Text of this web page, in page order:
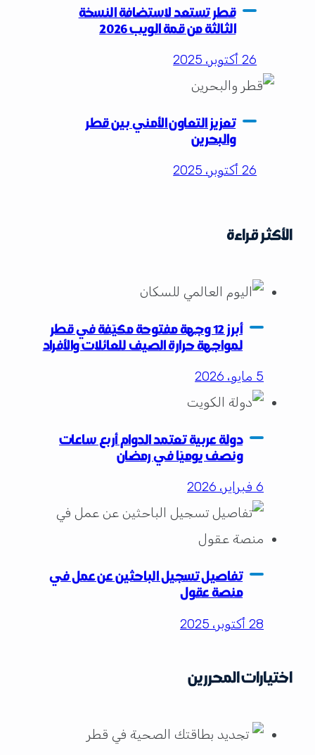
قطر تستعد لاستضافة النسخة
الثالثة من قمة الويب 2026
26 أكتوبر، 2025
تعزيز التعاون الأمني بين قطر
والبحرين
26 أكتوبر، 2025
الأكثر قراءة
أبرز 12 وجهة مفتوحة مكيّفة في قطر
لمواجهة حرارة الصيف للعائلات والأفراد
5 مايو، 2026
دولة عربية تعتمد الدوام أربع ساعات
ونصف يوميًا في رمضان
6 فبراير، 2026
تفاصيل تسجيل الباحثين عن عمل في
منصة عقول
28 أكتوبر، 2025
اختيارات المحررين